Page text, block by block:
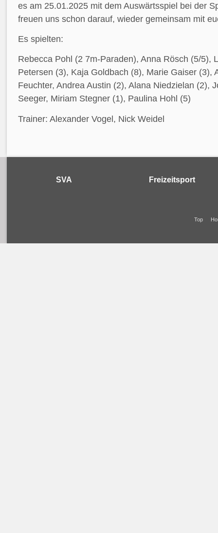
es am 25.01.2025 mit dem Auswärtsspiel bei der
freuen uns schon darauf, wieder gemeinsam mit
Es spielten:
Rebecca Pohl (2 7m-Paraden), Anna Rösch (5/5),
Petersen (3), Kaja Goldbach (8), Marie Gaiser (3),
Feuchter, Andrea Austin (2), Alana Niedzielan (2),
Seeger, Miriam Stegner (1), Paulina Hohl (5)
Trainer: Alexander Vogel, Nick Weidel
SVA Freizeitsport
Top